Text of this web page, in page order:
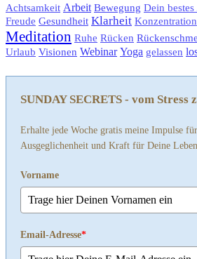
Achtsamkeit Arbeit Bewegung Dein bestes
Freude Gesundheit Klarheit Konzentration
Meditation Ruhe Rücken
Urlaub Visionen Webinar Yoga gelassen
SUNDAY SECRETS - vom Stress
Erhalte jede Woche gratis meine Impulse
Ausgeglichenheit und Kraft für Deine
Vorname
Email-Adresse*